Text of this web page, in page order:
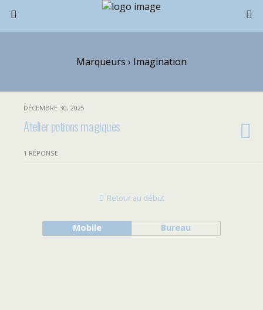
Marqueurs › Imagination
DÉCEMBRE 30, 2025
Atelier potions magiques
1 RÉPONSE
Retour au début
Mobile Bureau